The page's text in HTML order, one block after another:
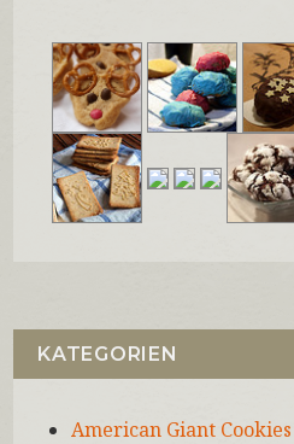
KATEGORIEN
American Giant Cookies